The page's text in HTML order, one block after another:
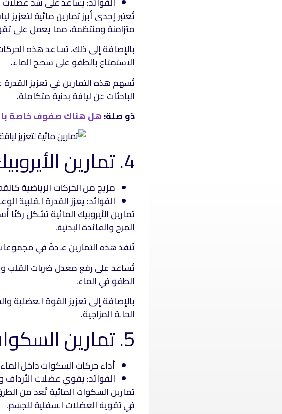
تُعتبر إحدى أبرز تمارين مائية
متزامنة ومنتظمة، مما يعمل على
بالإضافة إلى ذلك، تساعد هذه
الاستمتاع بالطفو على سطح الماء.
تُسهم هذه التمارين في تعزيز
الباحثات عن لياقة بدنية متكاملة.
ذو صلة:هل هناك صفوف خاصة
4. تمارين الأيروبيك المائية
مزيج من الحركات الرياضية
الفوائد: يعزز القدرة القلبية
تمارين الأيروبيك المائية تشكل
المرح والفائدة البدنية.
تُنفذ هذه التمارين عادةً في
تُساعد على رفع معدل ضربات القلب
الطفو في الماء.
بالإضافة إلى تعزيز القوة العضلية
الحالة المزاجية.
5. تمارين السكوات المائية
أداء حركات السكوات داخل
الفوائد: يقوي عضلات
تمارين السكوات المائية تُعد من
في تقوية العضلات السفلية للجسم.